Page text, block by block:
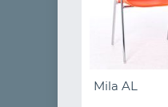
Mila AL